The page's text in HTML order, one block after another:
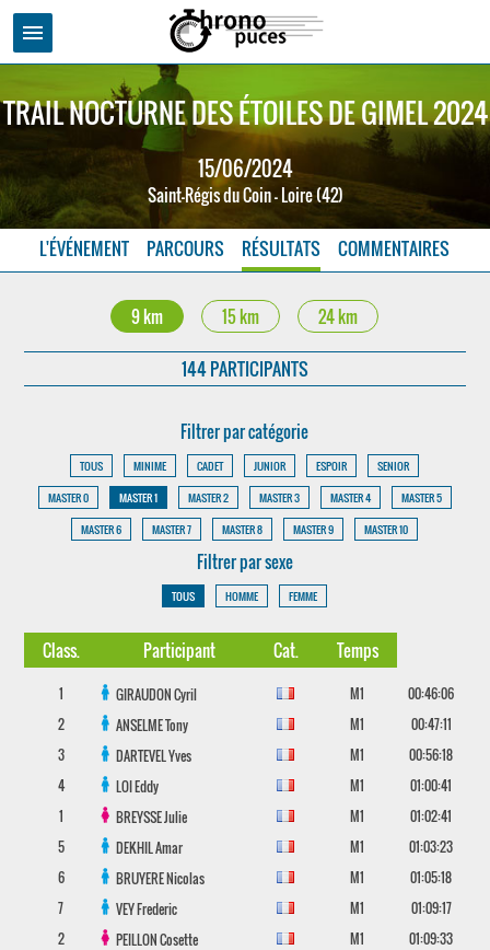
menu
TRAIL NOCTURNE DES ÉTOILES DE GIMEL 2024
15/06/2024
Saint-Régis du Coin - Loire (42)
L'ÉVÉNEMENT PARCOURS RÉSULTATS COMMENTAIRES
9 km 15 km 24 km
144 PARTICIPANTS
Filtrer par catégorie
TOUS MINIME CADET JUNIOR ESPOIR
SENIOR
MASTER 0
MASTER 1 MASTER 2 MASTER 3 MASTER 4
MASTER 5
MASTER 6
MASTER 7 MASTER 8 MASTER 9 MASTER 10
Filtrer par sexe
TOUS HOMME FEMME
Class. Participant Cat. Temps
1 GIRAUDONCyril M1
00:46:06
2
ANSELMETony M1
00:47:11
3
DARTEVELYves M1
00:56:18
4
LOIEddy M1
01:00:41
1
BREYSSEJulie M1
01:02:41
5
DEKHILAmar M1
01:03:23
6
BRUYERENicolas M1
01:05:18
7
VEYFrederic M1
01:09:17
2
PEILLONCosette M1
01:09:33